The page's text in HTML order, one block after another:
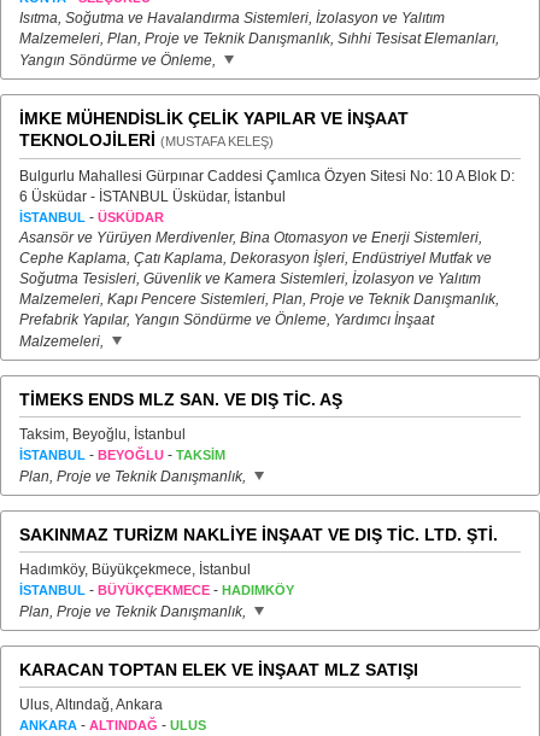
Isıtma, Soğutma ve Havalandırma Sistemleri, İzolasyon ve Yalıtım
Malzemeleri, Plan, Proje ve Teknik Danışmanlık, Sıhhi Tesisat Elemanları,
Yangın Söndürme ve Önleme,
İMKE MÜHENDİSLİK ÇELİK YAPILAR VE İNŞAAT
TEKNOLOJİLERİ (MUSTAFA KELEŞ)
Bulgurlu Mahallesi Gürpınar Caddesi Çamlıca Özyen Sitesi No: 10 A Blok D:
6 Üsküdar - İSTANBUL Üsküdar, İstanbul
İSTANBUL - ÜSKÜDAR
Asansör ve Yürüyen Merdivenler, Bina Otomasyon ve Enerji Sistemleri,
Cephe Kaplama, Çatı Kaplama, Dekorasyon İşleri, Endüstriyel Mutfak ve
Soğutma Tesisleri, Güvenlik ve Kamera Sistemleri, İzolasyon ve Yalıtım
Malzemeleri, Kapı Pencere Sistemleri, Plan, Proje ve Teknik Danışmanlık,
Prefabrik Yapılar, Yangın Söndürme ve Önleme, Yardımcı İnşaat
Malzemeleri,
TİMEKS ENDS MLZ SAN. VE DIŞ TİC. AŞ
Taksim, Beyoğlu, İstanbul
İSTANBUL - BEYOĞLU - TAKSİM
Plan, Proje ve Teknik Danışmanlık,
SAKINMAZ TURİZM NAKLİYE İNŞAAT VE DIŞ TİC. LTD. ŞTİ.
Hadımköy, Büyükçekmece, İstanbul
İSTANBUL - BÜYÜKÇEKMECE - HADIMKÖY
Plan, Proje ve Teknik Danışmanlık,
KARACAN TOPTAN ELEK VE İNŞAAT MLZ SATIŞI
Ulus, Altındağ, Ankara
ANKARA - ALTINDAĞ - ULUS